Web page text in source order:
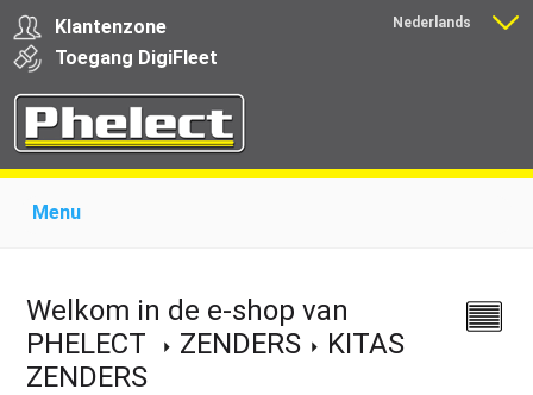
Klantenzone
Toegang DigiFleet
Nederlands
Menu
Producten voor transporteurs
Opleiding
Nieuws
Ondersteuning
Download Links Contact
Welkom in de e-shop van
PHELECT
ZENDERS
KITAS
ZENDERS